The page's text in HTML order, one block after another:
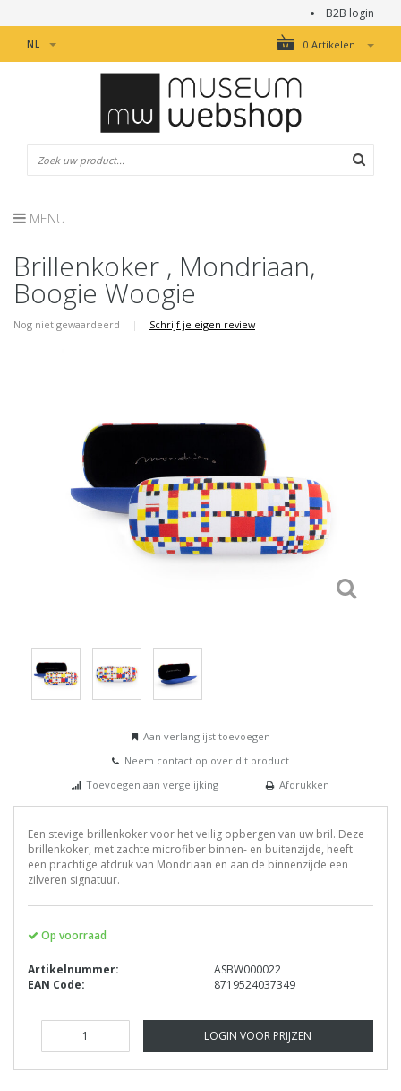
B2B login
0 Artikelen
NL
MENU
Brillenkoker , Mondriaan,
Boogie Woogie
Nog niet gewaardeerd | Schrijf je eigen review
Aan verlanglijst toevoegen
Neem contact op over dit product
Toevoegen aan vergelijking
Afdrukken
Een stevige brillenkoker voor het veilig opbergen van uw bril. Deze
brillenkoker, met zachte microfiber binnen- en buitenzijde, heeft
een prachtige afdruk van Mondriaan en aan de binnenzijde een
zilveren signatuur.
Op voorraad
Artikelnummer:
ASBW000022
EAN Code:
8719524037349
LOGIN VOOR PRIJZEN